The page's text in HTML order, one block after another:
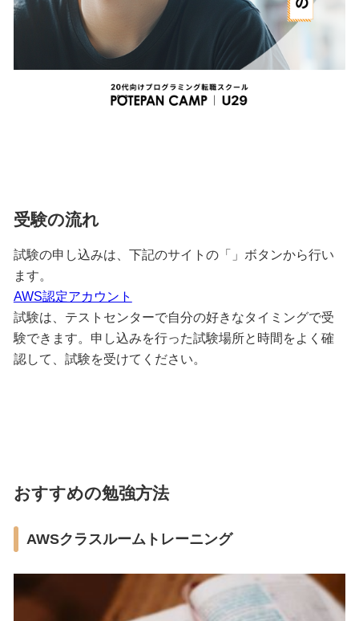
受験の流れ
試験の申し込みは、下記のサイトの「」ボタンから行い
ます。
AWS認定アカウント
試験は、テストセンターで自分の好きなタイミングで受
験できます。申し込みを行った試験場所と時間をよく確
認して、試験を受けてください。
おすすめの勉強方法
AWSクラスルームトレーニング